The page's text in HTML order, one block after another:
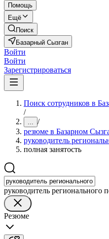
Помощь
Ещё
Поиск
Базарный Сызган
Войти
Войти
Зарегистрироваться
Поиск сотрудников в
/
... /
резюме в Базарном
руководитель
полная занятость
руководитель регионального
Резюме